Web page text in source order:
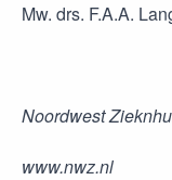
Mw. drs. F.A.A.
Noordwest
www.nwz.nl